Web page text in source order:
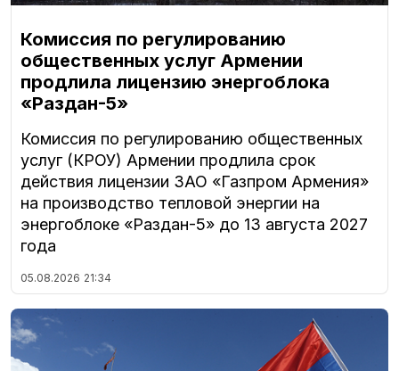
Комиссия по регулированию
общественных услуг Армении
продлила лицензию энергоблока
«Раздан-5»
Комиссия по регулированию общественных
услуг (КРОУ) Армении продлила срок
действия лицензии ЗАО «Газпром Армения»
на производство тепловой энергии на
энергоблоке «Раздан-5» до 13 августа 2027
года
05.08.2026 21:34